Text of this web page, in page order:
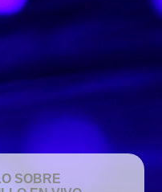
SOBRE